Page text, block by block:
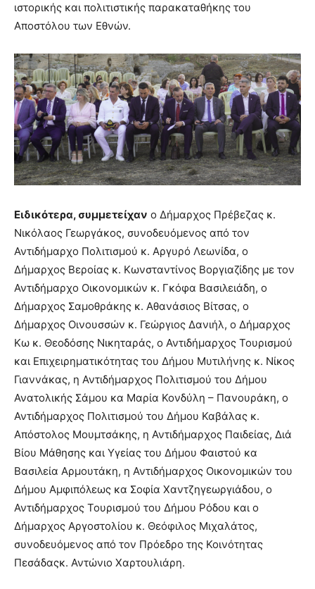
ιστορικής και πολιτιστικής παρακαταθήκης του
Αποστόλου των Εθνών.
Ειδικότερα, συμμετείχαν ο Δήμαρχος Πρέβεζας κ.
Νικόλαος Γεωργάκος, συνοδευόμενος από τον
Αντιδήμαρχο Πολιτισμού κ. Αργυρό Λεωνίδα, ο
Δήμαρχος Βεροίας κ. Κωνσταντίνος Βοργιαζίδης με τον
Αντιδήμαρχο Οικονομικών κ. Γκόφα Βασιλειάδη, ο
Δήμαρχος Σαμοθράκης κ. Αθανάσιος Βίτσας, ο
Δήμαρχος Οινουσσών κ. Γεώργιος Δανιήλ, ο Δήμαρχος
Κω κ. Θεοδόσης Νικηταράς, ο Αντιδήμαρχος Τουρισμού
και Επιχειρηματικότητας του Δήμου Μυτιλήνης κ. Νίκος
Γιαννάκας, η Αντιδήμαρχος Πολιτισμού του Δήμου
Ανατολικής Σάμου κα Μαρία Κονδύλη – Πανουράκη, ο
Αντιδήμαρχος Πολιτισμού του Δήμου Καβάλας κ.
Απόστολος Μουμτσάκης, η Αντιδήμαρχος Παιδείας, Διά
Βίου Μάθησης και Υγείας του Δήμου Φαιστού κα
Βασιλεία Αρμουτάκη, η Αντιδήμαρχος Οικονομικών του
Δήμου Αμφιπόλεως κα Σοφία Χαντζηγεωργιάδου, ο
Αντιδήμαρχος Τουρισμού του Δήμου Ρόδου και ο
Δήμαρχος Αργοστολίου κ. Θεόφιλος Μιχαλάτος,
συνοδευόμενος από τον Πρόεδρο της Κοινότητας
Πεσάδαςκ. Αντώνιο Χαρτουλιάρη.